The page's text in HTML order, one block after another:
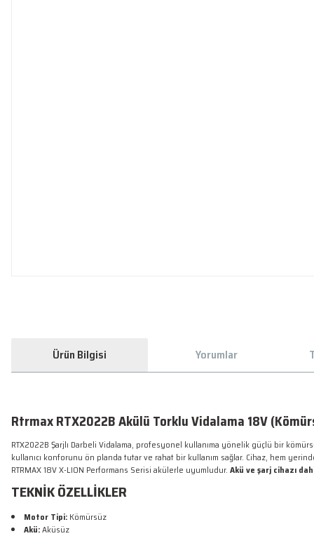
Ürün Bilgisi Yorumlar
Rtrmax RTX2022B Akülü Torklu Vidalama 18V
RTX2022B Şarjlı Darbeli Vidalama, profesyonel kullanıma yönelik güçlü bir
kullanıcı konforunu ön planda tutar ve rahat bir kullanım sağlar. Cihaz, hem
RTRMAX 18V X-LION Performans Serisi akülerle uyumludur. Akü ve şarj cihazı
TEKNİK ÖZELLİKLER
Motor Tipi: Kömürsüz
Akü:Aküsüz